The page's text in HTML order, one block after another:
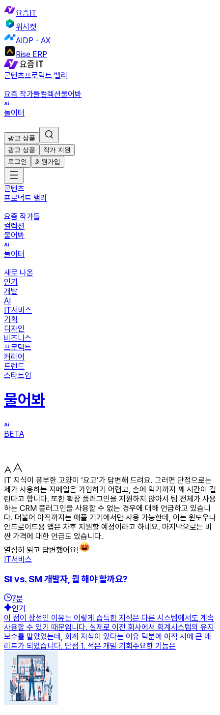
요즘IT
위시켓
AIDP - AX
Rise ERP
콘텐츠프로덕트 밸리
요즘 작가들컬렉션물어봐
놀이터
광고 상품
광고 상품
작가 지원
로그인
회원가입
콘텐츠
프로덕트 밸리
요즘 작가들
컬렉션
물어봐
놀이터
새로 나온
인기
개발
AI
IT서비스
기획
디자인
비즈니스
프로덕트
커리어
트렌드
스타트업
물어봐
BETA
IT 지식이 풍부한 고양이 ‘요고’가 답변해 드려요. 그러면 단점으로는
제가 사용하는 지메일은 가입하기 어렵고, 손에 익기까지 꽤 시간이 걸
린다고 합니다. 또한 확장 플러그인을 지원하지 않아서 팀 전체가 사용
하는 CRM 플러그인을 사용할 수 없는 경우에 대해 언급하고 있습니
다. 더불어 아직까지는 애플 기기에서만 사용 가능한데, 이는 윈도우나
안드로이드용 앱은 차후 지원할 예정이라고 하네요. 마지막으로는 비
싼 가격에 대한 언급도 있습니다.
열심히 읽고 답변했어요!
IT서비스
SI vs. SM 개발자, 뭘 해야 할까요?
7분
인기
이 점이 장점인 이유는 이렇게 습득한 지식은 다른 시스템에서도 계속
사용할 수 있기 때문입니다. 실제로 이전 회사에서 회계시스템의 유지
보수를 맡았었는데, 회계 지식이 있다는 이유 덕분에 이직 시에 큰 메
리트가 되었습니다. 단점 1. 적은 개발 기회주요한 기능은